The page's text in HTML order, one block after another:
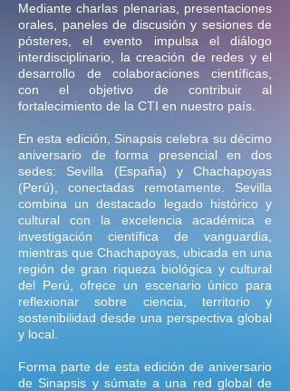
Mediante charlas plenarias, presentaciones
orales, paneles de discusión y sesiones de
pósteres, el evento impulsa el diálogo
interdisciplinario, la creación de redes y el
desarrollo de colaboraciones científicas,
con el objetivo de contribuir al
fortalecimiento de la CTI en nuestro país.
En esta edición, Sinapsis celebra su décimo
aniversario de forma presencial en dos
sedes: Sevilla (España) y Chachapoyas
(Perú), conectadas remotamente. Sevilla
combina un destacado legado histórico y
cultural con la excelencia académica e
investigación científica de vanguardia,
mientras que Chachapoyas, ubicada en una
región de gran riqueza biológica y cultural
del Perú, ofrece un escenario único para
reflexionar sobre ciencia, territorio y
sostenibilidad desde una perspectiva global
y local.
Forma parte de esta edición de aniversario
de Sinapsis y súmate a una red global de